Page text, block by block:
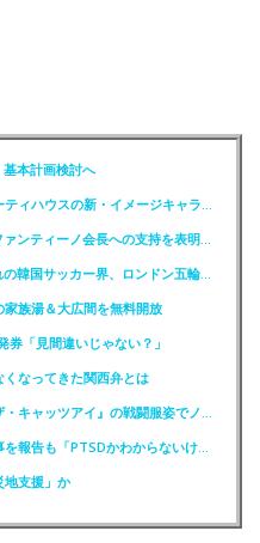
基本計画検討へ
【芸能】貴島明日香（30）スリムビューティハウスの新・イメージキャラクター就任！
【衝撃】アルゼンチン協会、FIFAインファンティーノ会長への支持を表明ｗｗｗｗ
【悲報】外国人審判への性接待で大揺れの韓国サッカー界、ロンドン五輪メダル剝奪か
家族湯＆大広間を無料開放
券「見間違いじゃない？」
くなってきた関西弁とは
【芸能】藤原紀香（55）が『メイジ・ザ・キャッツアイ』の戦闘服姿でノーバン投球
【芸能】熊本在住の井上晴美（51）無事を報告も「PTSDかわからないけど震えと涙が」
地支援」か